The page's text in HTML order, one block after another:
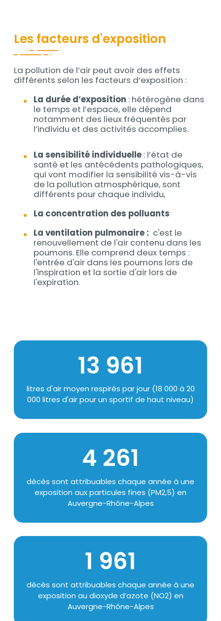
Les facteurs d'exposition
Contenu
La pollution de l’air peut avoir des effets
différents selon les facteurs d’exposition :
La durée d’exposition : hétérogène dans
le temps et l’espace, elle dépend
notamment des lieux fréquentés par
l’individu et des activités accomplies.
La sensibilité individuelle: l’état de
santé et les antécédents pathologiques,
qui vont modifier la sensibilité vis-à-vis
de la pollution atmosphérique, sont
différents pour chaque individu,
La concentration des polluants
La ventilation pulmonaire : c'est le
renouvellement de l'air contenu dans les
poumons. Elle comprend deux temps :
l'entrée d'air dans les poumons lors de
l'inspiration et la sortie d'air lors de
l'expiration.
Chiffres
13 995
Texte
litres d'air moyen respirés par jour (18 000 à 20
000 litres d'air pour un sportif de haut niveau)
4 295
Texte
décès sont attribuables chaque année à une
exposition aux particules fines (PM2,5) en
Auvergne-Rhône-Alpes
1 995
Texte
décès sont attribuables chaque année à une
exposition au dioxyde d’azote (NO2) en
Auvergne-Rhône-Alpes